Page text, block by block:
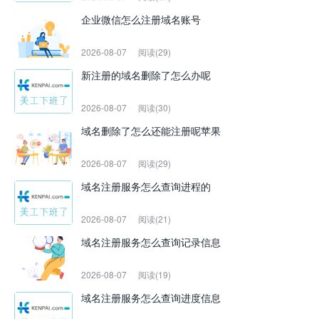
企业微信怎么注册域名账号
2026-08-07 阅读(29)
新注册的域名删除了怎么办呢
2026-08-07 阅读(30)
域名删除了怎么还能注册呢苹果
2026-08-07 阅读(29)
域名注册服务怎么查询进程的
2026-08-07 阅读(21)
域名注册服务怎么查询记录信息
2026-08-07 阅读(19)
域名注册服务怎么查询进度信息